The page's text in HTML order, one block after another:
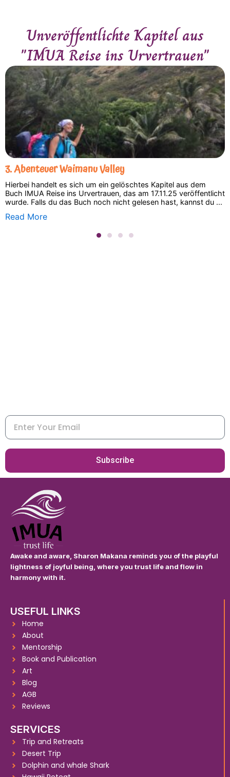
Unveröffentlichte Kapitel aus
"IMUA Reise ins Urvertrauen"
3. Abenteuer Waimanu Valley
Hierbei handelt es sich um ein gelöschtes Kapitel aus dem
Buch IMUA Reise ins Urvertrauen, das am 17.11.25 veröffentlicht
wurde. Falls du das Buch noch nicht gelesen hast, kannst du ...
Read More
Email
Subscribe
Awake and aware, Sharon Makana reminds you of the playful
lightness of joyful being, where you trust life and flow in
harmony with it.
USEFUL LINKS
Home
About
Mentorship
Book and Publication
Art
Blog
AGB
Reviews
SERVICES
Trip and Retreats
Desert Trip
Dolphin and whale Shark